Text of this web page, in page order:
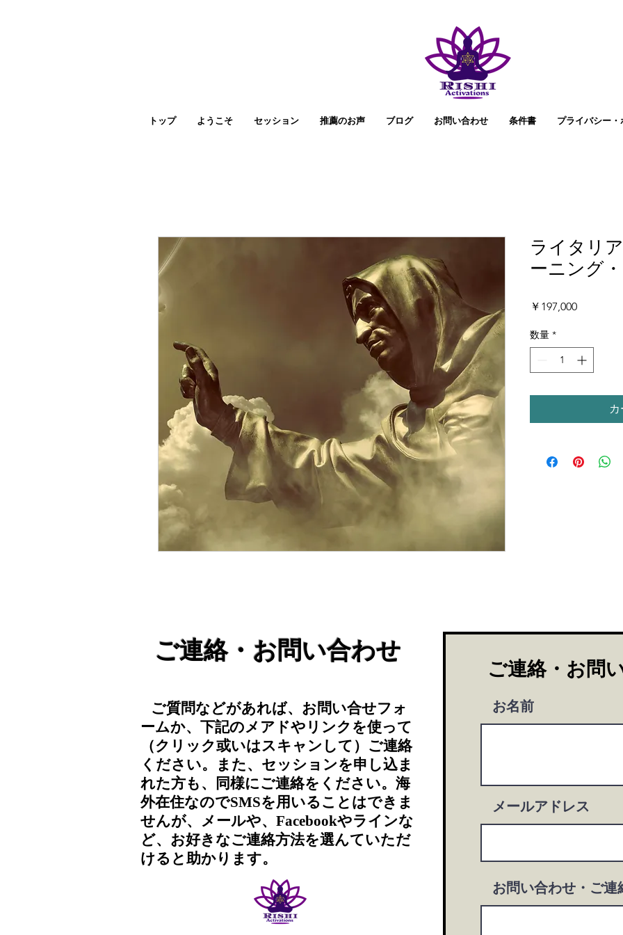
トップ ようこそ セッション 推薦のお声 ブログ お問い合わせ 条件書 プライバシー・
ライタリ
ーニング
￥197,000価
数量 *
ご連絡・お問い合わせ
ご質問などがあれば、お問い合せフォ
ームか、下記のメアドやリンクを使って
（クリック或いはスキャンして）ご連絡
ください。また、セッションを申し込ま
れた方も、同様にご連絡をください。海
外在住なのでSMSを用いることはできま
せんが、メールや、Facebookやラインな
ど、お好きなご連絡方法を選んていただ
けると助かります。
ご連絡・お問
お名前
メールアドレス
お問い合わせ・ご連